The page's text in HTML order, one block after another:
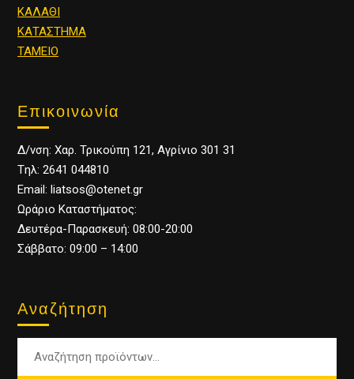
ΚΑΛΑΘΙ
ΚΑΤΑΣΤΗΜΑ
ΤΑΜΕΙΟ
Επικοινωνία
Δ/νση: Χαρ. Τρικούπη 121, Αγρίνιο 301 31
Tηλ: 2641 044810
Email: liatsos@otenet.gr
Ωράριο Καταστήματος:
Δευτέρα-Παρασκευή: 08:00-20:00
Σάββατο: 09:00 – 14:00
Αναζήτηση